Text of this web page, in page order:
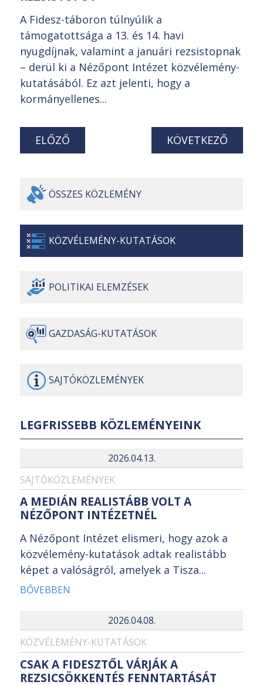
A Fidesz-táboron túlnyúlik a
támogatottsága a 13. és 14. havi
nyugdíjnak, valamint a januári rezsistopnak
– derül ki a Nézőpont Intézet közvélemény-
kutatásából. Ez azt jelenti, hogy a
kormányellenes...
ELŐZŐ KÖVETKEZŐ
ÖSSZES KÖZLEMÉNY
KÖZVÉLEMÉNY-KUTATÁSOK
POLITIKAI ELEMZÉSEK
GAZDASÁG-KUTATÁSOK
SAJTÓKÖZLEMÉNYEK
LEGFRISSEBB KÖZLEMÉNYEINK
2026.04.13.
SAJTÓKÖZLEMÉNYEK
A MEDIÁN REALISTÁBB VOLT A
NÉZŐPONT INTÉZETNÉL
A Nézőpont Intézet elismeri, hogy azok a
közvélemény-kutatások adtak realistább
képet a valóságról, amelyek a Tisza...
BŐVEBBEN
2026.04.08.
KÖZVÉLEMÉNY-KUTATÁSOK
CSAK A FIDESZTŐL VÁRJÁK A
REZSICSÖKKENTÉS FENNTARTÁSÁT